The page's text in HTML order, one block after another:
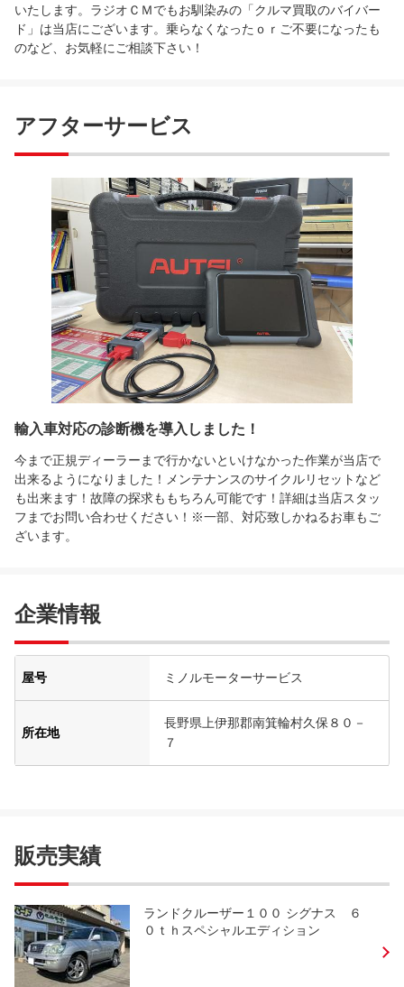
いたします。ラジオＣＭでもお馴染みの「クルマ買取のバイバー
ド」は当店にございます。乗らなくなったｏｒご不要になったも
のなど、お気軽にご相談下さい！
アフターサービス
輸入車対応の診断機を導入しました！
今まで正規ディーラーまで行かないといけなかった作業が当店で
出来るようになりました！メンテナンスのサイクルリセットなど
も出来ます！故障の探求ももちろん可能です！詳細は当店スタッ
フまでお問い合わせください！※一部、対応致しかねるお車もご
ざいます。
企業情報
屋号 ミノルモーターサービス
所在地
長野県上伊那郡南箕輪村久保８０－
７
販売実績
ランドクルーザー１００ シグナス ６
０ｔｈスペシャルエディション